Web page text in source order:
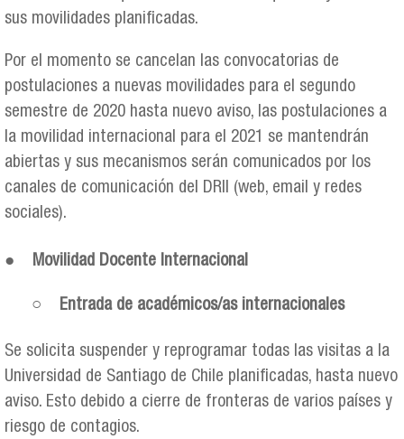
sus movilidades planificadas.
Por el momento se cancelan las convocatorias de
postulaciones a nuevas movilidades para el segundo
semestre de 2020 hasta nuevo aviso, las postulaciones a
la movilidad internacional para el 2021 se mantendrán
abiertas y sus mecanismos serán comunicados por los
canales de comunicación del DRII (web, email y redes
sociales).
● Movilidad Docente Internacional
○ Entrada de académicos/as internacionales
Se solicita suspender y reprogramar todas las visitas a la
Universidad de Santiago de Chile planificadas, hasta nuevo
aviso. Esto debido a cierre de fronteras de varios países y
riesgo de contagios.